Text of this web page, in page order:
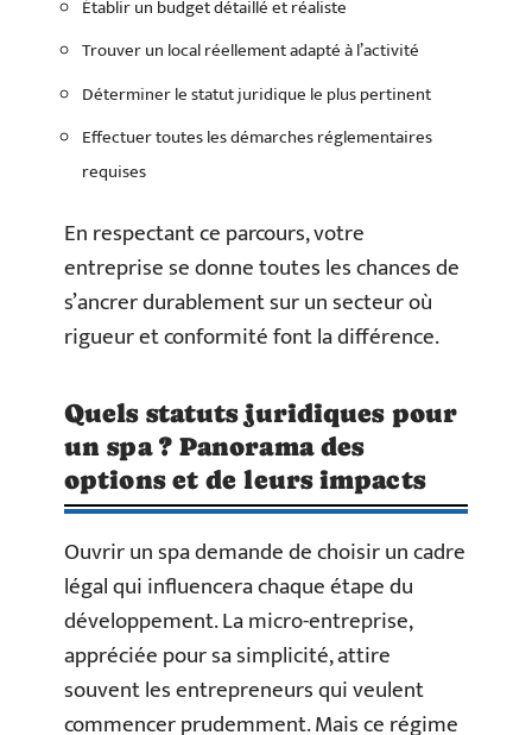
Établir un budget détaillé et réaliste
Trouver un local réellement adapté à l’activité
Déterminer le statut juridique le plus pertinent
Effectuer toutes les démarches réglementaires
requises
En respectant ce parcours, votre
entreprise se donne toutes les chances de
s’ancrer durablement sur un secteur où
rigueur et conformité font la différence.
Quels statuts juridiques pour
un spa ? Panorama des
options et de leurs impacts
Ouvrir un spa demande de choisir un cadre
légal qui influencera chaque étape du
développement. La micro-entreprise,
appréciée pour sa simplicité, attire
souvent les entrepreneurs qui veulent
commencer prudemment. Mais ce régime